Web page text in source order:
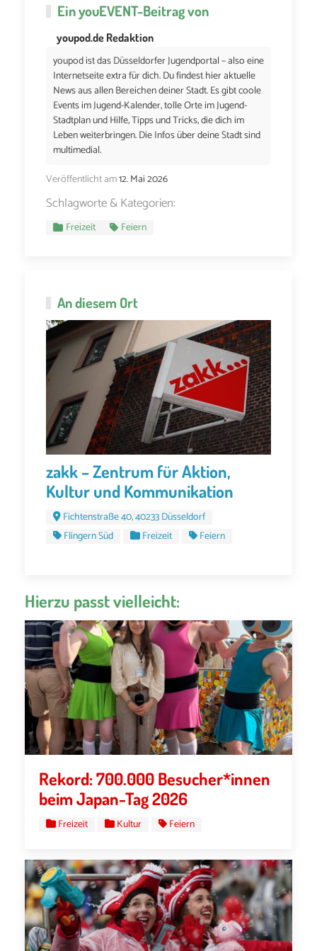
EinyouEVENT-Beitrag von
youpod.de Redaktion
youpod ist das Düsseldorfer Jugendportal – also eine
Internetseite extra für dich. Du findest hier aktuelle
News aus allen Bereichen deiner Stadt. Es gibt coole
Events im Jugend-Kalender, tolle Orte im Jugend-
Stadtplan und Hilfe, Tipps und Tricks, die dich im
Leben weiterbringen. Die Infos über deine Stadt sind
multimedial.
Veröffentlicht am12. Mai 2026
Schlagworte & Kategorien:
Freizeit Feiern
An diesem Ort
zakk – Zentrum für Aktion,
Kultur und Kommunikation
Fichtenstraße 40, 40233 Düsseldorf
Flingern Süd
Freizeit Feiern
Hierzu passt vielleicht:
Rekord: 700.000 Besucher*innen
beim Japan-Tag 2026
Freizeit Kultur Feiern